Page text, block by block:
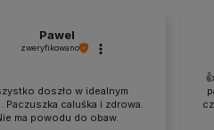
Pawel
zweryfikowano
doszło w idealnym
Paczuszka caluśka i zdrowa.
ma powodu do obaw.